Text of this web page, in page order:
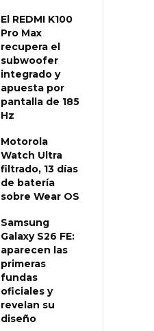
El REDMI K100
Pro Max
recupera el
subwoofer
integrado y
apuesta por
pantalla de 185
Hz
Motorola
Watch Ultra
filtrado, 13 días
de batería
sobre Wear OS
Samsung
Galaxy S26 FE:
aparecen las
primeras
fundas
oficiales y
revelan su
diseño